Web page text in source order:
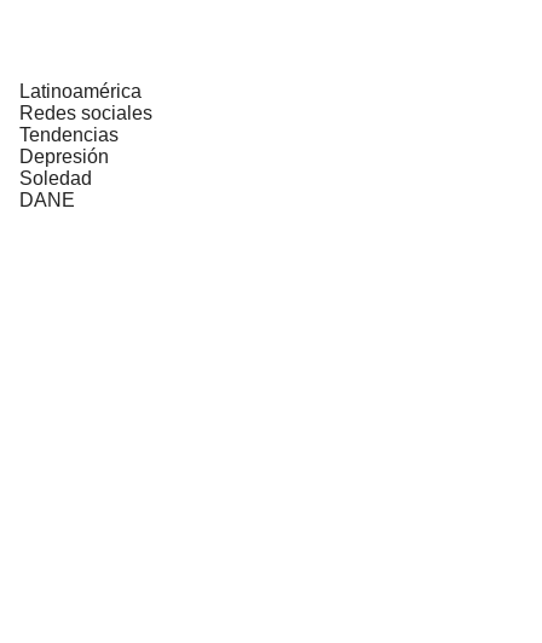
Latinoamérica
Redes sociales
Tendencias
Depresión
Soledad
DANE